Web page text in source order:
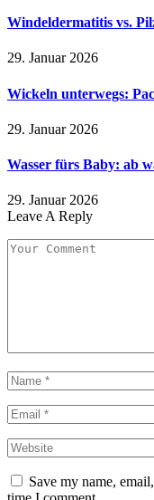
Windeldermatitis vs.
29. Januar 2026
Wickeln unterwegs:
29. Januar 2026
Wasser fürs Baby: ab
29. Januar 2026
Leave A Reply
Save my name,